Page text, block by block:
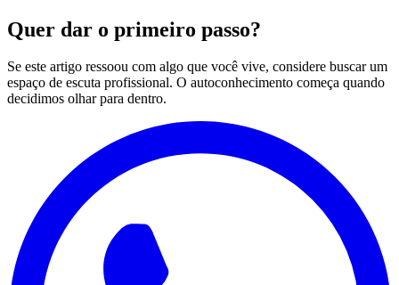
Quer dar o primeiro passo?
Se este artigo ressoou com algo que você vive, considere buscar um
espaço de escuta profissional. O autoconhecimento começa quando
decidimos olhar para dentro.